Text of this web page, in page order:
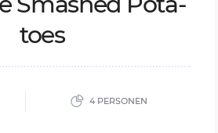
to­es
4 PERSONEN